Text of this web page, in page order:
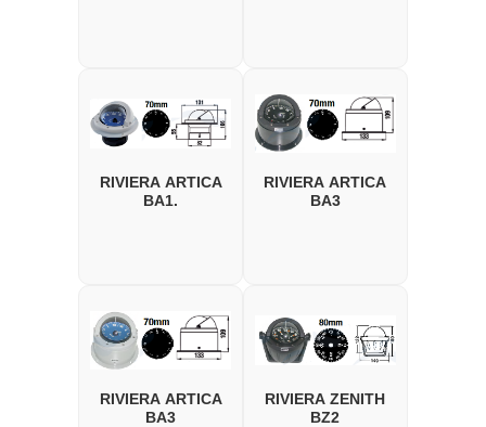
RIVIERA ARTICA
BA1.
RIVIERA ARTICA
BA3
RIVIERA ARTICA
BA3
RIVIERA ZENITH
BZ2